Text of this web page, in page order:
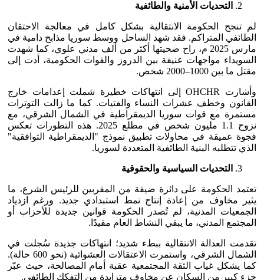
التحديات الأمنية والطائفية
لم تنجح الحكومة الانتقالية بشكل كامل في معالجة الاحتقان
الطائفي المتراكم. فقد شهد الساحل ووسط سوريا مذابح دامية في
مارس 2025 م، راح ضحيتها أكثر من ألف مدني علوي، كما شهدت
السويداء مواجهات عنيفة بين الدروز والقوات الحكومية، أدت إلى
مقتل ما بين 1000–2000 شخص.
وأشارت OHCHR إلى انتهاكات خطيرة شملت إعدامات خارج
القانون وخطف عشرات النساء والفتيات. كما ما زالت التوترات
مستمرة مع قوات سوريا الديمقراطية في الشمال الشرقي، مع
نزوح 1.1 مليون شخص في مطلع 2025. هذه التطورات تعكس
فجوة عميقة في محاولات تطبيق نموذج "الديمقراطية التوافقية"
الذي تتطلبه البنية الطائفية المتعددة لسوريا.
التحديات السياسية والحقوقية
تعتمد الحكومة على دائرة ضيقة من المقربين للرئيس الشرع، ما
يثير مخاوف من إعادة إنتاج نمط استبدادي جديد. ورغم ازدياد
الجمعيات المدنية، لم تُصدر الحكومة قوانين جديدة للأحزاب أو
المجتمع المدني، ما يبقي النشاط العام مقيدًا.
تقدمت العدالة الانتقالية ببطء شديد؛ انتهاكات جديدة سُجلت في
الشمال الشرقي، واستمرت الاعتقالات العشوائية (نحو 600 حالة).
كما يشكل غياب الثقة المجتمعية عقبة أمام المصالحة، حيث عبّر
جزء كبير من السكان عن مخاوف متزايدة من التفكك الطائفي.